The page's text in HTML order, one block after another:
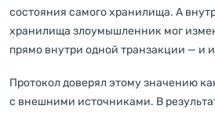
состояния самого хранилища. А
хранилища злоумышленник мог
прямо внутри одной транзакции — и
Протокол доверял этому значению
с внешними источниками. В